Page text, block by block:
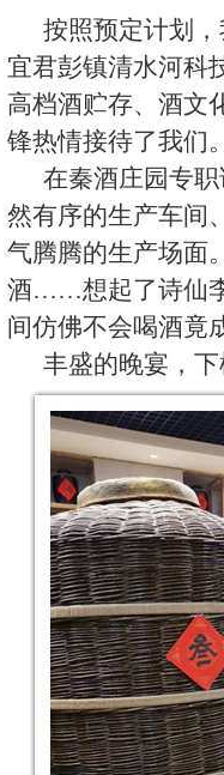
按照预定计划，
宜君彭镇清水河科
高档酒贮存、酒文
锋热情接待了我们
在秦酒庄园专职
然有序的生产车间
气腾腾的生产场面
酒……想起了诗仙
间仿佛不会喝酒竟
丰盛的晚宴，下